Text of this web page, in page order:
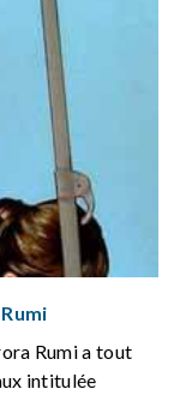
Rumi a tout
intitulée